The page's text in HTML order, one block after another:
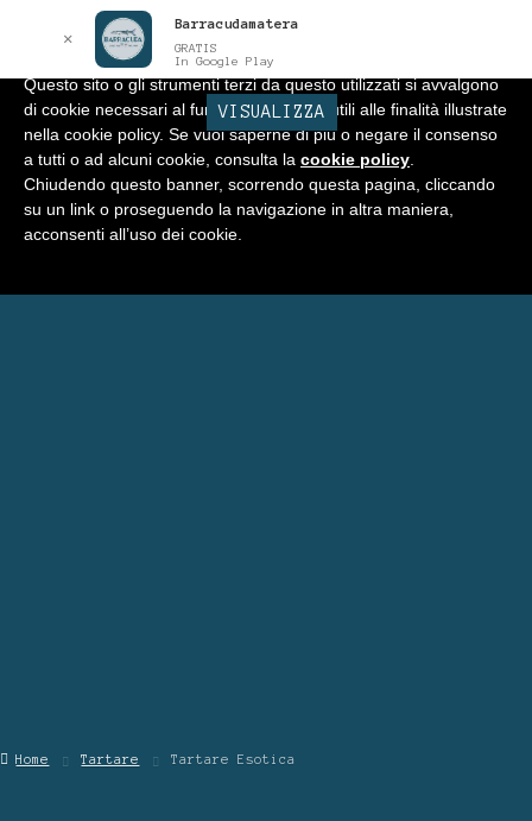
Vai
alla
navigazione
Vai
al
contenuto
BARRACUDA Menu
Home
Negozio
Home Tartare Tartare Esotica
✕
Barracudamatera
GRATIS
In Google Play
VISUALIZZA
Informativa
Questo sito o gli strumenti terzi da questo utilizzati si avvalgono
di cookie necessari al funzionamento ed utili alle finalità illustrate
nella cookie policy. Se vuoi saperne di più o negare il consenso
a tutti o ad alcuni cookie, consulta la cookie policy
Chiudendo questo banner, scorrendo questa pagina, cliccando
su un link o proseguendo la navigazione in altra maniera,
acconsenti all’uso dei cookie.